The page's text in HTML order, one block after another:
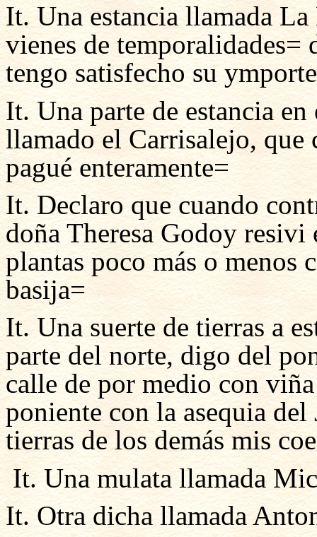
It. Una estancia llamada
vienes de temporalidades=
tengo satisfecho su
It. Una parte de estancia
llamado el Carrisalejo, que
pagué enteramente=
It. Declaro que cuando
doña Theresa Godoy
plantas poco más o menos
basija=
It. Una suerte de tierras a
parte del norte, digo del
calle de por medio con
poniente con la asequia
tierras de los demás mis
It. Una mulata llamada
It. Otra dicha llamada